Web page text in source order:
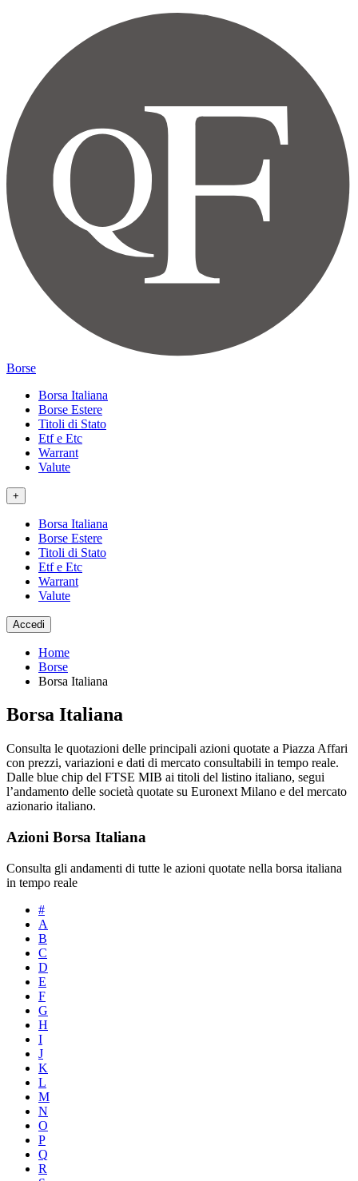
Borse
Borsa Italiana
Borse Estere
Titoli di Stato
Etf e Etc
Warrant
Valute
+
Borsa Italiana
Borse Estere
Titoli di Stato
Etf e Etc
Warrant
Valute
Accedi
Home
Borse
Borsa Italiana
Borsa Italiana
Consulta le quotazioni delle principali azioni quotate a Piazza Affari
con prezzi, variazioni e dati di mercato consultabili in tempo reale.
Dalle blue chip del FTSE MIB ai titoli del listino italiano, segui
l’andamento delle società quotate su Euronext Milano e del mercato
azionario italiano.
Azioni Borsa Italiana
Consulta gli andamenti di tutte le azioni quotate nella borsa italiana
in tempo reale
#
A
B
C
D
E
F
G
H
I
J
K
L
M
N
O
P
Q
R